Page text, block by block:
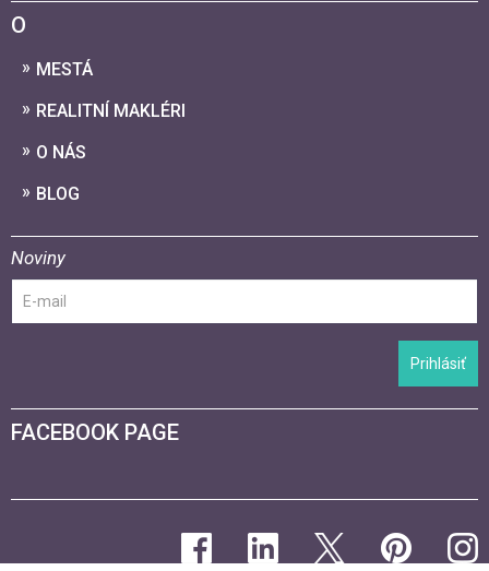
O
MESTÁ
REALITNÍ MAKLÉRI
O NÁS
BLOG
Noviny
Prihlásiť
FACEBOOK PAGE